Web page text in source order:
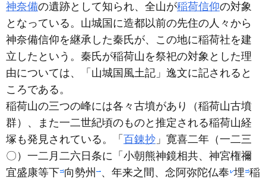
神奈備の遺跡として知られ、全山が稲荷信仰の対象
となっている。山城国に造都以前の先住の人々から
神奈備信仰を継承した秦氏が、この地に稲荷社を建
立したという。秦氏が稲荷山を祭祀の対象とした理
由については、「山城国風土記」逸文に記されると
ころである。
稲荷山の三つの峰には各々古墳があり
（稲荷山古墳
群） 、また一二世紀頃のものと推定される稲荷山経
塚も発見されている。「 百錬抄 」寛喜二年 （一二三
〇） 一二月二六日条に「小朝熊神鏡相共、神宮権禰
宜盛康等下 向勢州 、年来之間、念阿弥陀仏奉 埋 稲